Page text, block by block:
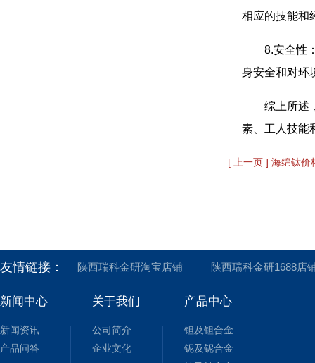
相应的技能和
8.安全性
身安全和对环
综上所述
素、工人技能
[ 上一页 ] 海绵钛价
友情链接： 陕西瑞科金研淘宝店铺 陕西瑞科金研1688店
新闻中心
新闻资讯
产品问答
关于我们
公司简介
企业文化
产品中心
钽及钽合金
铌及铌合金